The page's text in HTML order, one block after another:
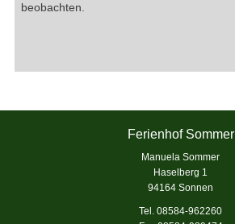
beobachten.
Ferienhof Sommer
Manuela Sommer
Haselberg 1
94164 Sonnen
Tel. 08584-962260